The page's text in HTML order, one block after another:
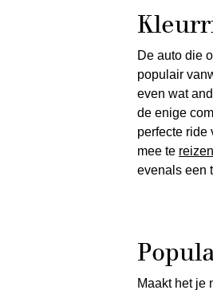
De auto die
populair
even wat
de enige
perfecte ride
mee te reizen
evenals een
Maakt het je